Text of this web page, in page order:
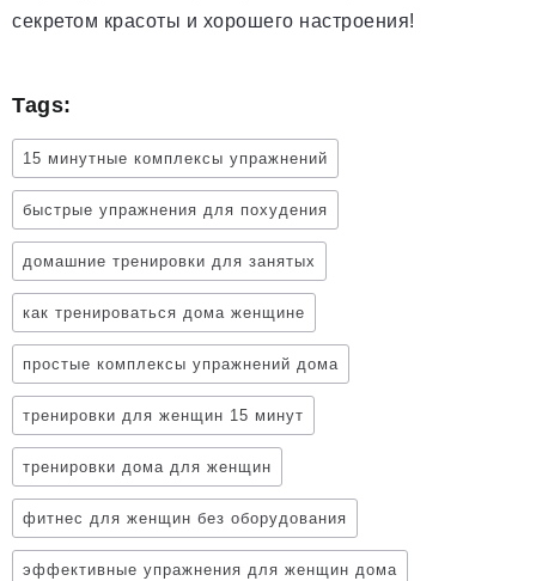
секретом красоты и хорошего настроения!
Tags:
15 минутные комплексы упражнений
быстрые упражнения для похудения
домашние тренировки для занятых
как тренироваться дома женщине
простые комплексы упражнений дома
тренировки для женщин 15 минут
тренировки дома для женщин
фитнес для женщин без оборудования
эффективные упражнения для женщин дома